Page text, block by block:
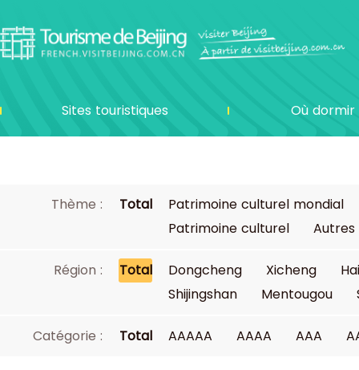
Sites touristiques Où dormir
Thème : Total
Patrimoine culturel mondial
Patrimoine culturel
Autres
Région : Total Dongcheng Xicheng
Shijingshan
Mentougou
Catégorie : Total AAAAA AAAA AAA